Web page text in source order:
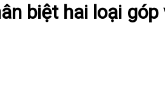
biệt hai loại góp